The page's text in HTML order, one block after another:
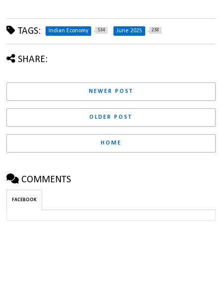
TAGS: Indian Economy 534 June 2025 238
SHARE:
NEWER POST
OLDER POST
HOME
COMMENTS
FACEBOOK